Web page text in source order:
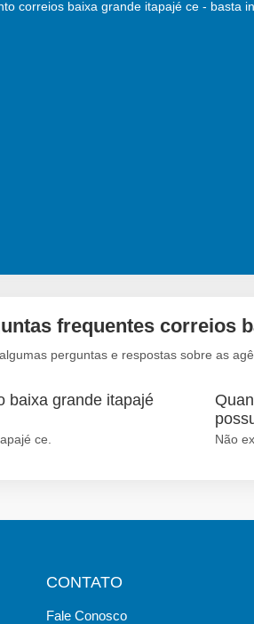
correios baixa grande itapajé ce - basta
frequentes correios
perguntas e respostas sobre as
baixa grande itapajé
ce. Não
CONTATO
Fale Conosco